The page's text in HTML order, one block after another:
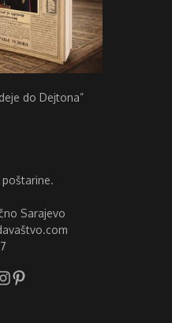
do Dejtona”
Sarajevo